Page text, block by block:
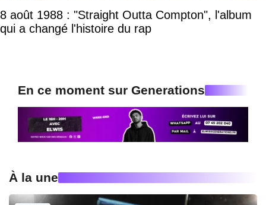
8 août 1988 : "Straight Outta Compton", l'album
qui a changé l'histoire du rap
En ce moment sur Generations
À la une